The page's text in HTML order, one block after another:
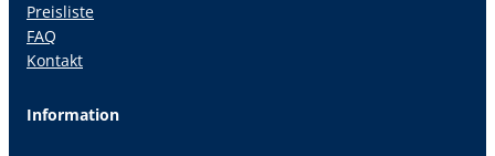
Preisliste
FAQ
Kontakt
Information